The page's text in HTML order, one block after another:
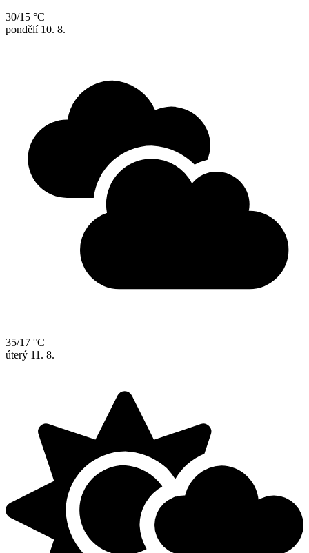
30/15 °C
pondělí 10. 8.
35/17 °C
úterý 11. 8.